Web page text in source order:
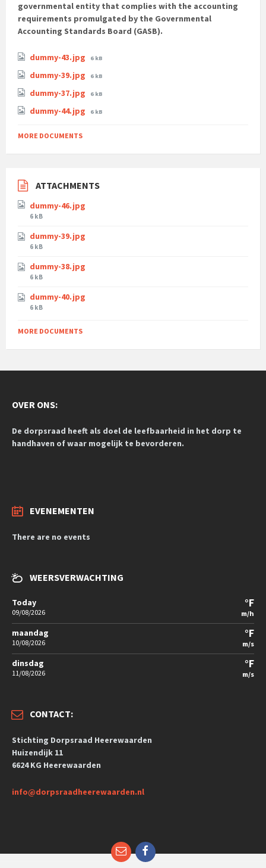
governmental entity that complies with the accounting
requirements promulgated by the Governmental
Accounting Standards Board (GASB).
dummy-43.jpg 6 kB
dummy-39.jpg 6 kB
dummy-37.jpg 6 kB
dummy-44.jpg 6 kB
MORE DOCUMENTS
ATTACHMENTS
dummy-46.jpg
6 kB
dummy-39.jpg
6 kB
dummy-38.jpg
6 kB
dummy-40.jpg
6 kB
MORE DOCUMENTS
OVER ONS:
De dorpsraad heeft als doel de leefbaarheid in het dorp te
handhaven of waar mogelijk te bevorderen.
EVENEMENTEN
There are no events
WEERSVERWACHTING
Today
09/08/2026
°F
m/h
maandag
10/08/2026
°F
m/s
dinsdag
11/08/2026
°F
m/s
CONTACT:
Stichting Dorpsraad Heerewaarden
Huizendijk 11
6624 KG Heerewaarden
info@dorpsraadheerewaarden.nl